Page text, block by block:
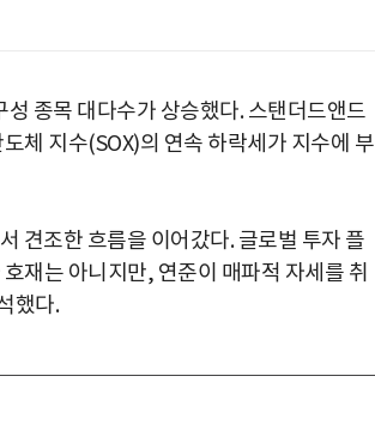
종목 대다수가 상승했다. 스탠더드앤드
체 지수(SOX)의 연속 하락세가 지수에 부
견조한 흐름을 이어갔다. 글로벌 투자 플
재는 아니지만, 연준이 매파적 자세를 취
했다.